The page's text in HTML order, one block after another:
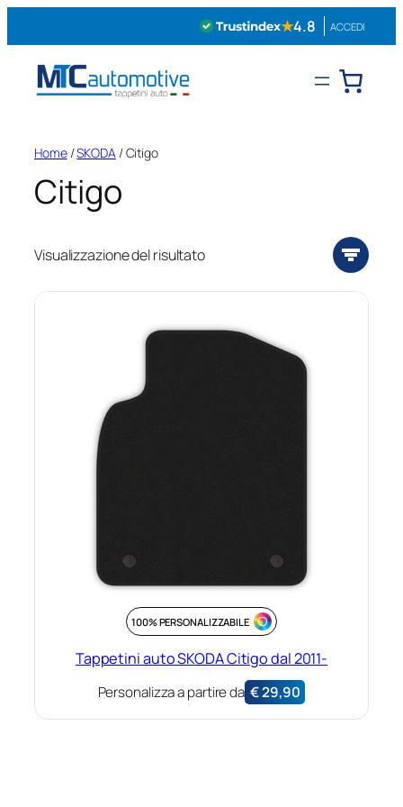
★4.8 ACCEDI
Home/SKODA/ Citigo
Citigo
Visualizzazione del risultato
100% PERSONALIZZABILE
Tappetini auto SKODA Citigo dal 2011-
Personalizza a partire da €29,90